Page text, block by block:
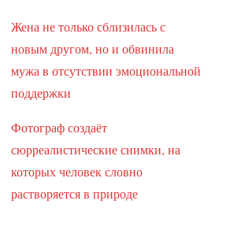
Жена не только сблизилась с
новым другом, но и обвинила
мужа в отсутствии эмоциональной
поддержки
Фотограф создаёт
сюрреалистические снимки, на
которых человек словно
растворяется в природе